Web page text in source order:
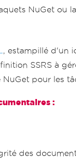
NuGet ou
, estampillé d'un
SSRS à
pour les
:
des